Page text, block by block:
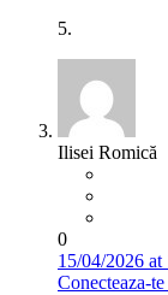
5.
Ilisei Romică
0
15/04/2026 at
Conecteaza-